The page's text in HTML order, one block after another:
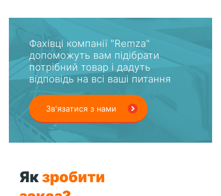
Фахівці компанії "Remza"
допоможуть вам підібрати
потрібний товар і дадуть
відповідь на всі ваші питання
Зв'язатися з нами
Якзробити